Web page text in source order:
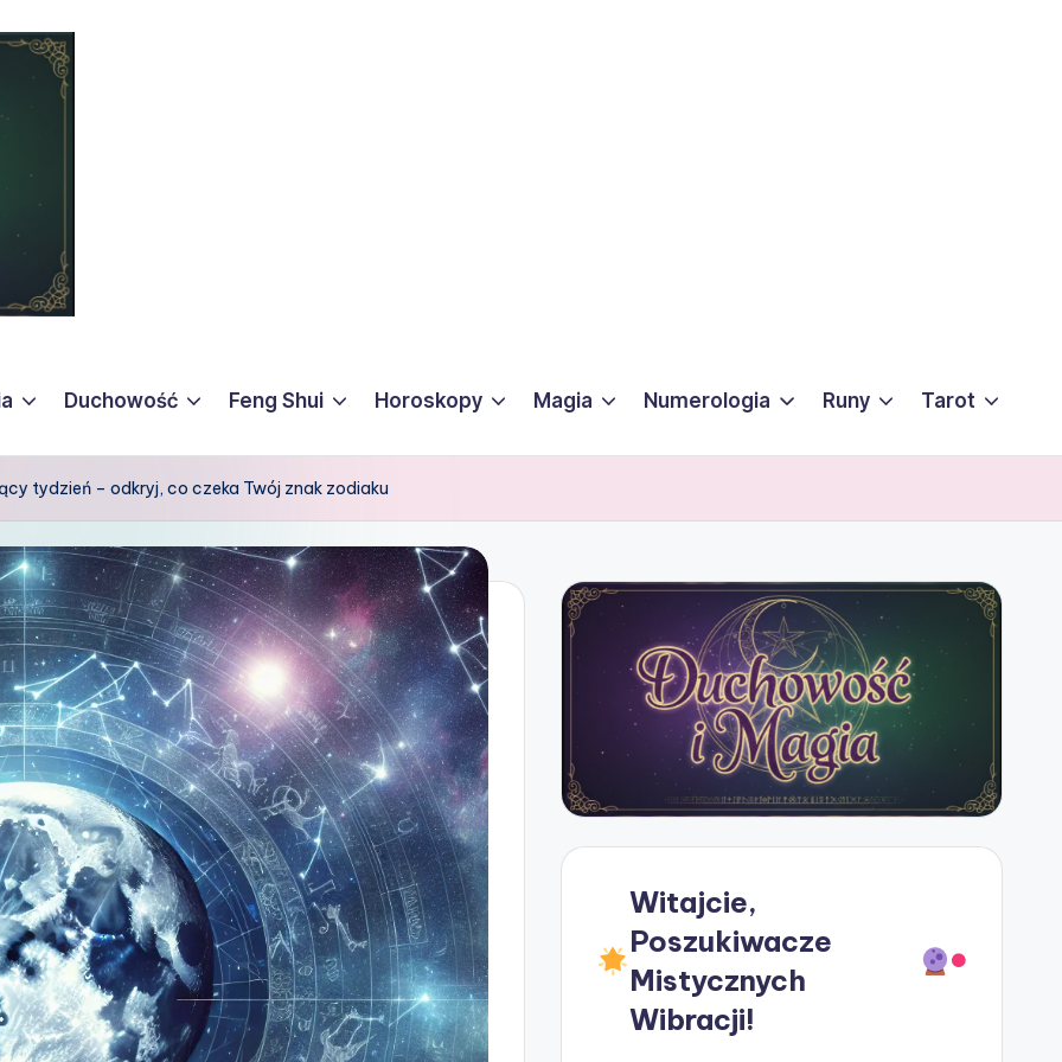
Duchowość Feng Shui Horoskopy Magia Numerologia Runy Tarot
tydzień – odkryj, co czeka Twój znak zodiaku
Witajcie,
Poszukiwacze
Mistycznych
Wibracji!